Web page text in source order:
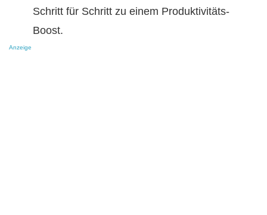
Schritt für Schritt zu einem Produktivitäts-
Boost.
Anzeige